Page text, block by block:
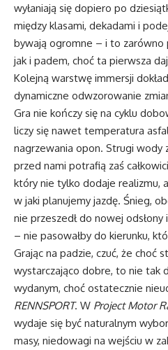
wyłaniają się dopiero po
między klasami, dekadami i
bywają ogromne – i to zarówno
jak i padem, choć ta pierwsza
Kolejną warstwę immersji
dynamiczne odwzorowanie
Gra nie kończy się na cyklu
liczy się nawet temperatura
nagrzewania opon. Strugi wody
przed nami potrafią zaś
który nie tylko dodaje realizmu,
w jaki planujemy jazdę. Śnieg,
nie przeszedł do nowej
– nie pasowałby do kierunku,
Grając na padzie, czuć, że choć
wystarczająco dobre, to nie tak
wydanym, choć ostatecznie
RENNSPORT. W Project Motor
wydaje się być naturalnym
masy, niedowagi na wejściu w